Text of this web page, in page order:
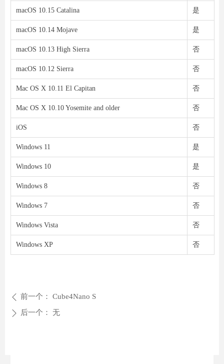
macOS 10.15 Catalina 是
macOS 10.14 Mojave 是
macOS 10.13 High Sierra 否
macOS 10.12 Sierra 否
Mac OS X 10.11 El Capitan 否
Mac OS X 10.10 Yosemite and older 否
iOS 否
Windows 11 是
Windows 10 是
Windows 8 否
Windows 7 否
Windows Vista 否
Windows XP 否
ꄴ 前一个： Cube4Nano S
ꄲ 后一个： 无